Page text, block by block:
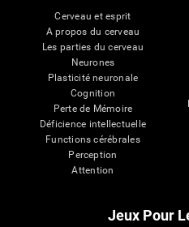
Cerveau et esprit
A propos du cerveau
Les parties du cerveau
Neurones
Plasticité neuronale
Cognition
Perte de Mémoire
Déficience intellectuelle
Functions cérébrales
Perception
Attention
Jeux Pour